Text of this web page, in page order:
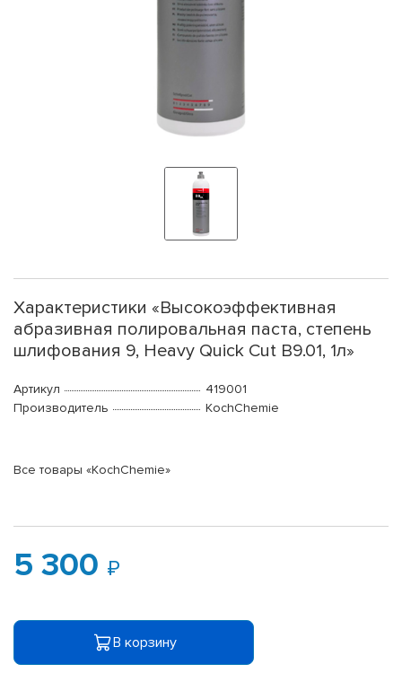
Характеристики «Высокоэффективная
абразивная полировальная паста, степень
шлифования 9, Heavy Quick Cut B9.01, 1л»
Артикул
419001
Производитель
KochChemie
Все товары «KochChemie»
5 300
В корзину